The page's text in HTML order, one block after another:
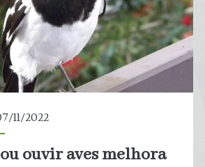
11/2022
ouvir aves melhora